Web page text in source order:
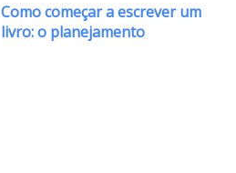
Como começar a escrever um
livro: o planejamento